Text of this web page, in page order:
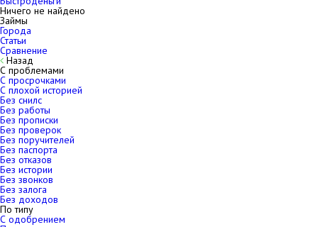
Ничего не найдено
Займы
Города
Статьи
Сравнение
Назад
С проблемами
С просрочками
С плохой историей
Без снилс
Без работы
Без прописки
Без проверок
Без поручителей
Без паспорта
Без отказов
Без истории
Без звонков
Без залога
Без доходов
По типу
С одобрением